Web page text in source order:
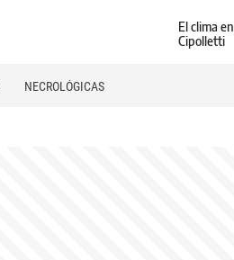
El clima en
Cipolletti
NECROLÓGICAS